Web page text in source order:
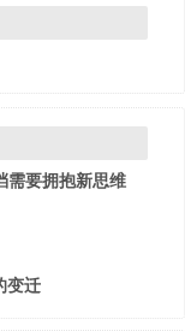
需要拥抱新思维
变迁